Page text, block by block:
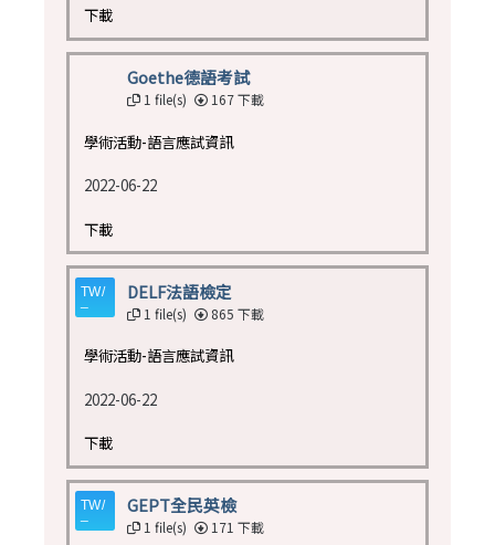
下載
Goethe德語考試
1 file(s) 167 下載
學術活動-語言應試資訊
2022-06-22
下載
DELF法語檢定
1 file(s) 865 下載
學術活動-語言應試資訊
2022-06-22
下載
GEPT全民英檢
1 file(s) 171 下載